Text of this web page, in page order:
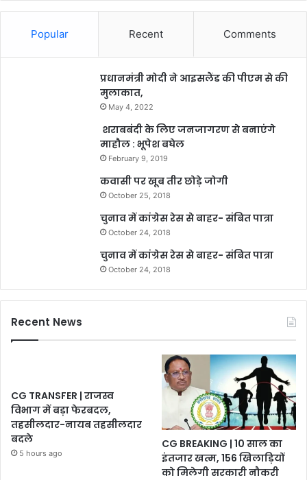
Popular Recent Comments
प्रधानमंत्री मोदी ने आइसलैंड की पीएम से की
मुलाकात,
May 4, 2022
शराबबंदी के लिए जनजागरण से बनाएंगे
माहौल : भूपेश बघेल
February 9, 2019
कवासी पर खूब तीर छोड़े जोगी
October 25, 2018
चुनाव में कांग्रेस रेस से बाहर- संबित पात्रा
October 24, 2018
चुनाव में कांग्रेस रेस से बाहर- संबित पात्रा
October 24, 2018
Recent News
CG TRANSFER | राजस्व
विभाग में बड़ा फेरबदल,
तहसीलदार-नायब तहसीलदार
बदले
5 hours ago
CG BREAKING | 10 साल का
इंतजार खत्म, 156 खिलाड़ियों
को मिलेगी सरकारी नौकरी